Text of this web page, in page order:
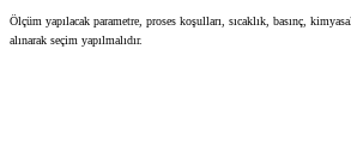
Ölçüm yapılacak parametre, proses koşulları, sıcaklık, basınç,
alınarak seçim yapılmalıdır.